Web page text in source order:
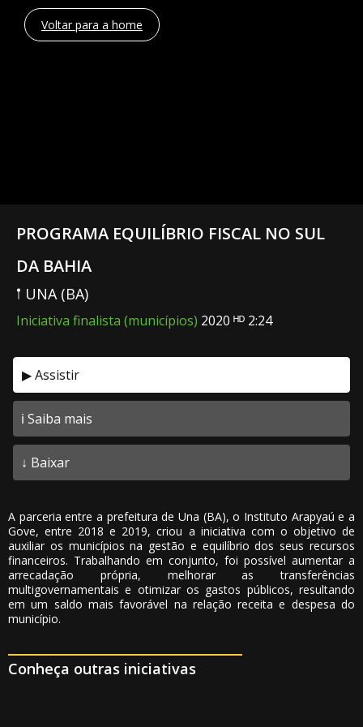
Voltar para a home
PROGRAMA EQUILÍBRIO FISCAL NO SUL
DA BAHIA
𖡡 UNA (BA)
Iniciativa finalista (municípios) 2020 ᴴᴰ 2:24
▶ Assistir
ℹ️ Saiba mais
↓ Baixar
A parceria entre a prefeitura de Una (BA), o Instituto Arapyaú e a
Gove, entre 2018 e 2019, criou a iniciativa com o objetivo de
auxiliar os municípios na gestão e equilíbrio dos seus recursos
financeiros. Trabalhando em conjunto, foi possível aumentar a
arrecadação própria, melhorar as transferências
multigovernamentais e otimizar os gastos públicos, resultando
em um saldo mais favorável na relação receita e despesa do
município.
Conheça outras iniciativas